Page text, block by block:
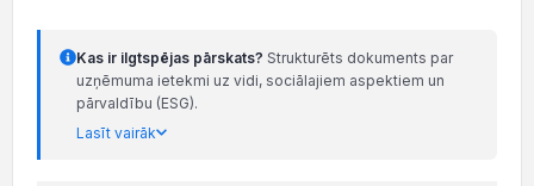
Kas ir ilgtspējas pārskats? Strukturēts dokuments par
uzņēmuma ietekmi uz vidi, sociālajiem aspektiem un
pārvaldību (ESG).
Lasīt vairāk